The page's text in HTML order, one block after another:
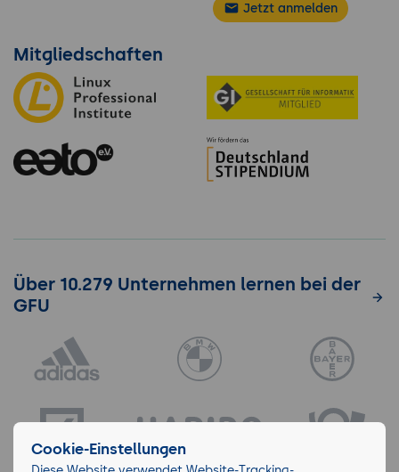
Jetzt anmelden
Mitgliedschaften
Über 10.279 Unternehmen lernen bei der
GFU
Cookie-Einstellungen